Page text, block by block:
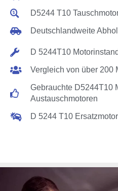
D5244 T10
Deutschlandweite
D 5244T10
Vergleich von über 200
Gebrauchte D5244T10
Austauschmotoren
D 5244 T10